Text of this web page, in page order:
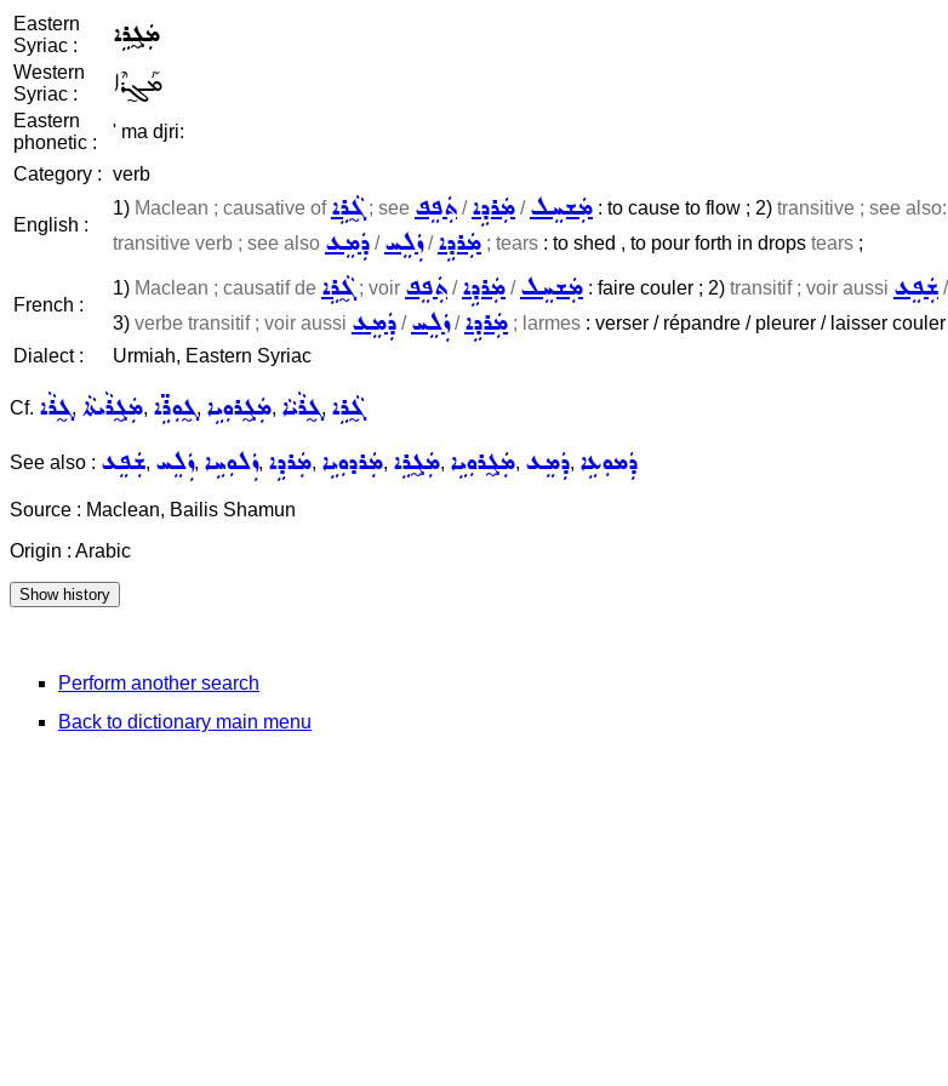
Eastern
Syriac :
ܡܲܓ̰ܪܹܐ
Western
Syriac :
ܡܰܓ̰ܪܶܐ
Eastern
phonetic :
' ma djri:
Category : verb
English :
1) Maclean ; causative ofܓ̰ܵܪܹܐ ; see ܬܲܦܸܦ /ܡܲܪܕܹܐ /ܡܲܫܚܸܠ : to cause to flow ; 2) transitive ; see also:
transitive verb ; see also ܕܲܡܸܥ /ܙܲܠܸܚ/ܡܲܪܕܹܐ ; tears : to shed , to pour forth in drops tears ;
French :
1) Maclean ; causatif de ܓ̰ܵܪܹܐ ; voir ܬܲܦܸܦ /ܡܲܪܕܹܐ /ܡܲܫܚܸܠ : faire couler ; 2) transitif ; voir aussi ܫܲܦܸܥ /
3) verbe transitif ; voir aussi ܕܲܡܸܥ /ܙܲܠܸܚ/ܡܲܪܕܹܐ ; larmes : verser / répandre / pleurer / laisser couler
Dialect :
Urmiah, Eastern Syriac
Cf. ܓ̰ܪܵܐ, ܡܲܓ̰ܪܵܝܬܵܐ, ܓ̰ܘܼܪܹ̈ܐ, ܡܲܓ̰ܪܘܼܝܹܐ, ܓ̰ܪܵܝܵܐ, ܓ̰ܵܪܹܐ
See also : ܫܲܦܸܥ, ܙܲܠܸܚ, ܙܲܠܘܼܚܹܐ, ܡܲܪܕܹܐ, ܡܲܪܕܘܼܝܹܐ, ܡܲܓ̰ܪܹܐ, ܡܲܓ̰ܪܘܼܝܹܐ, ܕܲܡܸܥ, ܕܲܡܘܼܥܹܐ
Source : Maclean, Bailis Shamun
Origin : Arabic
Perform another search
Back to dictionary main menu